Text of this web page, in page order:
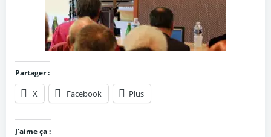
Partager :
X Facebook Plus
J’aime ça :